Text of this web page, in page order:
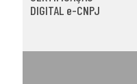
DIGITAL e-CNPJ